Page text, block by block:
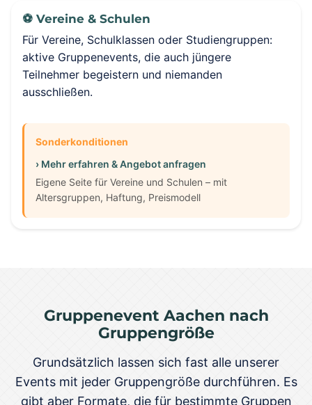
⚽ Vereine & Schulen
Für Vereine, Schulklassen oder Studiengruppen:
aktive Gruppenevents, die auch jüngere
Teilnehmer begeistern und niemanden
ausschließen.
Sonderkonditionen
› Mehr erfahren & Angebot anfragen
Eigene Seite für Vereine und Schulen – mit
Altersgruppen, Haftung, Preismodell
Gruppenevent Aachen nach
Gruppengröße
Grundsätzlich lassen sich fast alle unserer
Events mit jeder Gruppengröße durchführen. Es
gibt aber Formate, die für bestimmte Gruppen